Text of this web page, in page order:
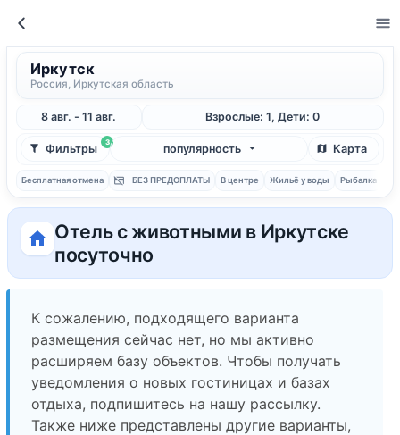
Иркутск
Россия, Иркутская область
8 авг. - 11 авг. Взрослые: 1, Дети: 0
3
Фильтры популярность Карта
Бесплатная отмена БЕЗ ПРЕДОПЛАТЫ В центре Жильё у воды Рыбалка
Отель с животными в Иркутске
посуточно
К сожалению, подходящего варианта
размещения сейчас нет, но мы активно
расширяем базу объектов. Чтобы получать
уведомления о новых гостиницах и базах
отдыха, подпишитесь на нашу рассылку.
Также ниже представлены другие варианты,